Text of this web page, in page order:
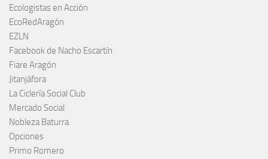
Ecologistas en Acción
EcoRedAragón
EZLN
Facebook de Nacho Escartín
Fiare Aragón
Jitanjáfora
La Ciclería Social Club
Mercado Social
Nobleza Baturra
Opciones
Primo Romero